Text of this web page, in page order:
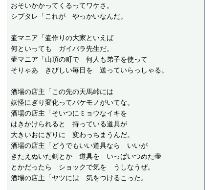
おそいかかってくるってワケさ。
シブタレ「これが　やっかいなんだ。
壷マニア「壷作りの大家といえば
何といっても　ガイバラ先生だ。
壷マニア「山頂の町で　何人も弟子を使って
そりゃあ　きびしい毎日を　送っていらっしゃる。
酒場の店主「この先の天馬峠には
妖怪にぎり変化ってバケモノがいてな。
酒場の店主「そいつにミョウなイキを
はきかけられると　持っている道具が
大きいおにぎりに　変わっちまうんだ。
酒場の店主「どうでもいい道具なら　いいが
きたえぬいた剣とか　道具を　いっぱいつめた壷
とかだったら　ショックで気を　うしなうぜ。
酒場の店主「ヤツには　気をつけるこった。